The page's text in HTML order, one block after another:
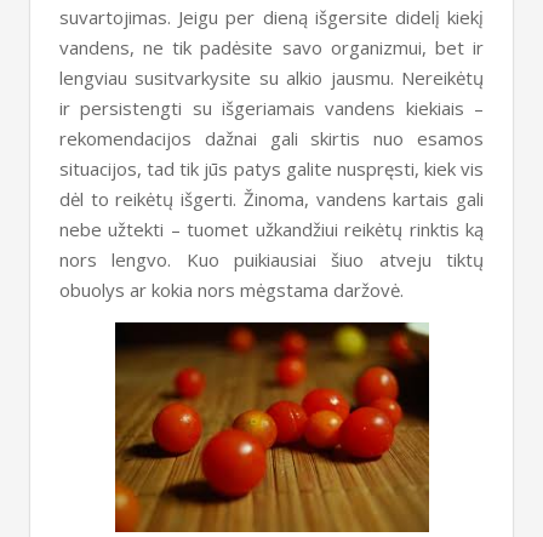
suvartojimas. Jeigu per dieną išgersite didelį kiekį
vandens, ne tik padėsite savo organizmui, bet ir
lengviau susitvarkysite su alkio jausmu. Nereikėtų
ir persistengti su išgeriamais vandens kiekiais –
rekomendacijos dažnai gali skirtis nuo esamos
situacijos, tad tik jūs patys galite nuspręsti, kiek vis
dėl to reikėtų išgerti. Žinoma, vandens kartais gali
nebe užtekti – tuomet užkandžiui reikėtų rinktis ką
nors lengvo. Kuo puikiausiai šiuo atveju tiktų
obuolys ar kokia nors mėgstama daržovė.